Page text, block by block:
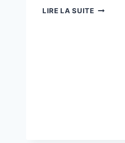
LIRE LA SUITE60